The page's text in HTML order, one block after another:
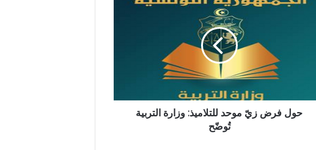
حول فرض زيّ موحد للتلاميذ: وزارة التربية
تُوضّح